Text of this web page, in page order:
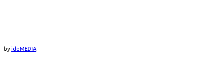
byideMEDIA